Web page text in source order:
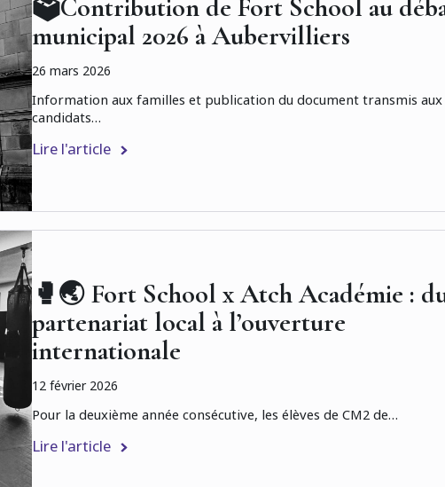
🗳️Contribution de Fort School au
municipal 2026 à Aubervilliers
26 mars 2026
Information aux familles et publication du document transmis aux
candidats…
Lire l'article
🥊🌏 Fort School x Atch Académie :
partenariat local à l’ouverture
internationale
12 février 2026
Pour la deuxième année consécutive, les élèves de CM2 de…
Lire l'article